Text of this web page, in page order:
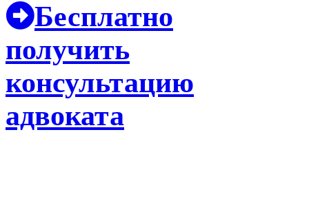
Бесплатно
получить
консультацию
адвоката